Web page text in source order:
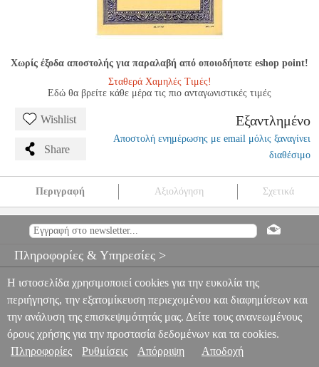
Χωρίς έξοδα αποστολής για παραλαβή από οποιοδήποτε eshop point!
Σταθερά Χαμηλές Τιμές!
Εδώ θα βρείτε κάθε μέρα τις πιο ανταγωνιστικές τιμές
Wishlist
Share
Εξαντλημένο
Αποστολή ενημέρωσης με email μόλις ξαναγίνει
διαθέσιμο
Περιγραφή Αξιολόγηση Σχετικά
MSC.604566 MSC.604566
ALPHONSE
ESQUISSES TECHNIQUES OP.97 N 2
Πληροφορίες & Υπηρεσίες >
Η ιστοσελίδα χρησιμοποιεί cookies για την ευκολία της
περιήγησης, την εξατομίκευση περιεχομένου και διαφημίσεων και
την ανάλυση της επισκεψιμότητάς μας. Δείτε τους ανανεωμένους
όρους χρήσης για την προστασία δεδομένων και τα cookies.
Πληροφορίες
Ρυθμίσεις Απόρριψη Αποδοχή